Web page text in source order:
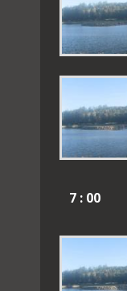
7 : 00